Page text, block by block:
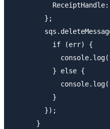
        };
          if (err) {
          } else {
          }
        });
      }